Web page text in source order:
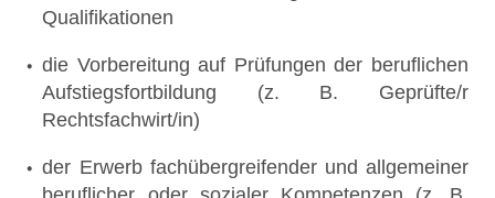
Qualifikationen
die Vorbereitung auf Prüfungen der beruflichen
Aufstiegsfortbildung (z. B. Geprüfte/r
Rechtsfachwirt/in)
der Erwerb fachübergreifender und allgemeiner